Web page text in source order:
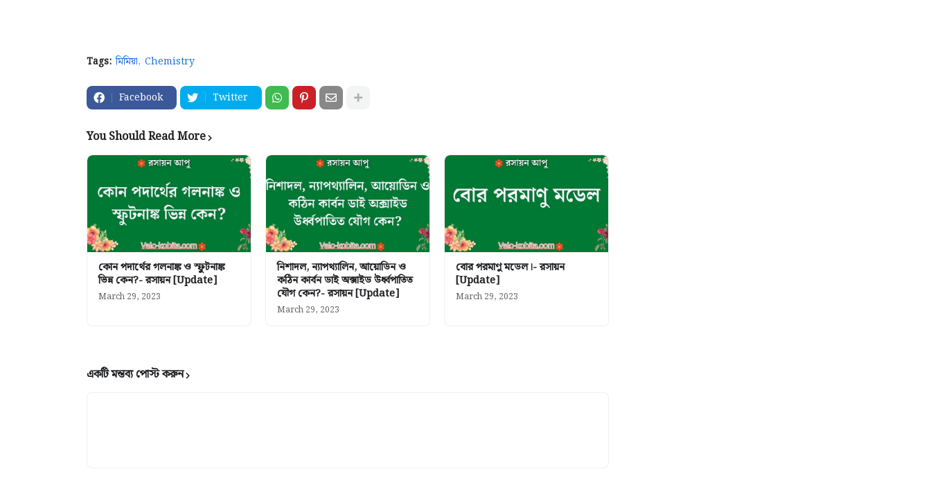
Tags: মিমিয়া Chemistry
Facebook Twitter
You Should Read More
কোন পদার্থের গলনাঙ্ক ও স্ফুটনাঙ্ক
ভিন্ন কেন?- রসায়ন [Update]
March 29, 2023
নিশাদল, ন্যাপথ্যালিন, আয়োডিন ও
কঠিন কার্বন ডাই অক্সাইড উর্ধ্বপাতিত
যৌগ কেন?- রসায়ন [Update]
March 29, 2023
বোর পরমাণু মডেল।- রসায়ন
[Update]
March 29, 2023
একটি মন্তব্য পোস্ট করুন